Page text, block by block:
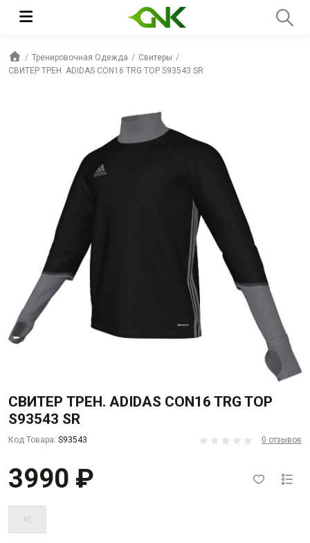
Тренировочная Одежда
Свитеры
СВИТЕР ТРЕН. ADIDAS CON16 TRG TOP S93543 SR
СВИТЕР ТРЕН. ADIDAS CON16 TRG TOP
S93543 SR
Код Товара: S93543 0 отзывов
3990 ₽
XL